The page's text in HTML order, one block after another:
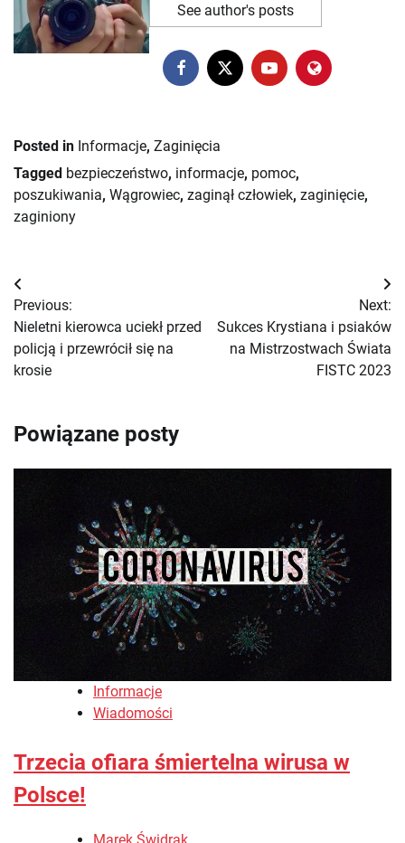
See author's posts
Posted in Informacje, Zaginięcia
Tagged bezpieczeństwo, informacje, pomoc,
poszukiwania, Wągrowiec, zaginął człowiek, zaginięcie,
zaginiony
Nawigacja
wpisu
Previous:
Nieletni kierowca uciekł przed
policją i przewrócił się na
krosie
Next:
Sukces Krystiana i psiaków
na Mistrzostwach Świata
FISTC 2023
Powiązane posty
Informacje
Wiadomości
Trzecia ofiara śmiertelna wirusa w
Polsce!